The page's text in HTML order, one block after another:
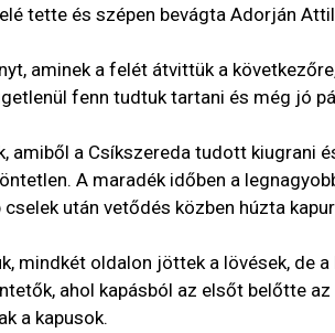
tette és szépen bevágta Adorján
aminek a felét átvittük a
fenn tudtuk tartani és még jó
amiből a Csíkszereda tudott kiugrani
A maradék időben a
után vetődés közben húzta
mindkét oldalon jöttek a lövések, de a
ahol kapásból az elsőt belőtte az
a kapusok.